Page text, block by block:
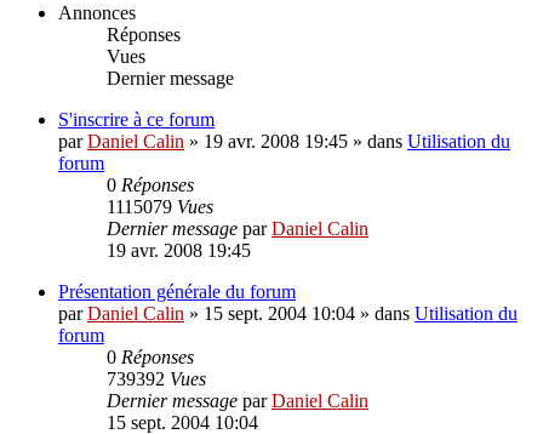
Annonces
Réponses
Vues
Dernier message
S'inscrire à ce forum
parDaniel Calin » 19 avr. 2008 19:45 » dans Utilisation du
forum
0 Réponses
1115079 Vues
Dernier message parDaniel Calin
19 avr. 2008 19:45
Présentation générale du forum
parDaniel Calin » 15 sept. 2004 10:04 » dans Utilisation du
forum
0 Réponses
739392 Vues
Dernier message parDaniel Calin
15 sept. 2004 10:04